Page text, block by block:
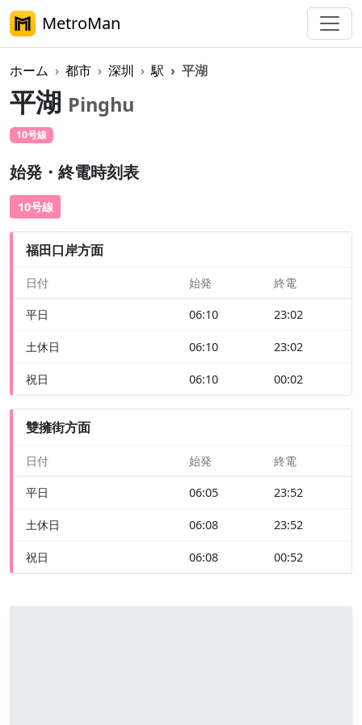
MetroMan
ホーム 都市 深圳 駅 平湖
平湖 Pinghu
10号線
始発・終電時刻表
10号線
福田口岸方面
日付 始発 終電
平日 06:10 23:02
土休日 06:10 23:02
祝日 06:10 00:02
雙擁街方面
日付 始発 終電
平日 06:05 23:52
土休日 06:08 23:52
祝日 06:08 00:52